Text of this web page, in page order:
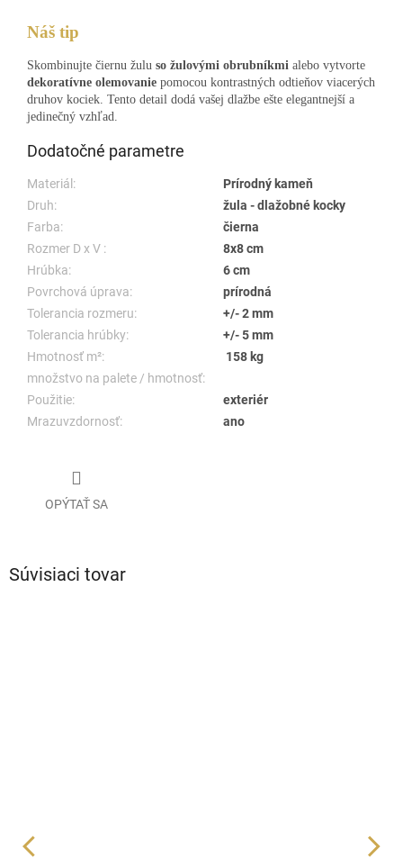
Náš tip
Skombinujte čiernu žulu so žulovými obrubníkmi alebo vytvorte
dekoratívne olemovanie pomocou kontrastných odtieňov viacerých
druhov kociek. Tento detail dodá vašej dlažbe ešte elegantnejší a
jedinečný vzhľad.
Dodatočné parametre
Materiál:
Prírodný kameň
Druh:
žula - dlažobné kocky
Farba:
čierna
Rozmer D x V :
8x8 cm
Hrúbka:
6 cm
Povrchová úprava:
prírodná
Tolerancia rozmeru:
+/- 2 mm
Tolerancia hrúbky:
+/- 5 mm
Hmotnosť m²:
158 kg
množstvo na palete / hmotnosť:
Použitie:
exteriér
Mrazuvzdornosť:
ano
OPÝTAŤ SA
Súvisiaci tovar